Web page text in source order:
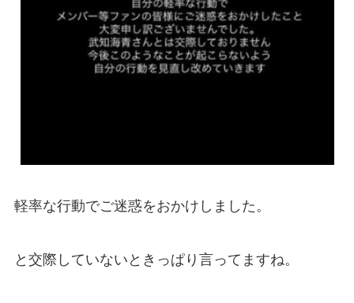
軽率な行動でご迷惑をおかけしました。
と交際していないときっぱり言ってますね。